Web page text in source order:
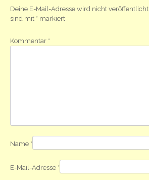
Deine E-Mail-Adresse wird nicht veröffentlicht.
sind mit * markiert
Kommentar *
Name *
E-Mail-Adresse *